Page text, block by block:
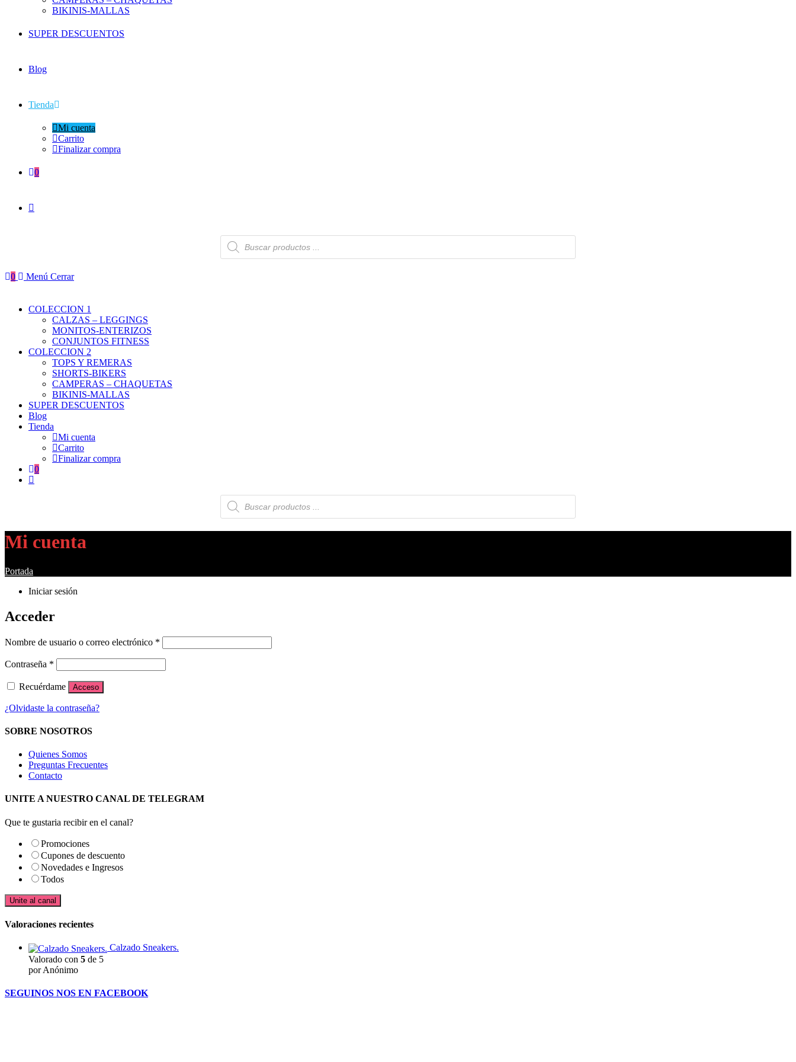
BIKINIS-MALLAS
SUPER DESCUENTOS
Blog
Tienda
Mi cuenta
Carrito
Finalizar compra
0
Búsqueda
de
productos
0
Menú Cerrar
COLECCION 1
CALZAS – LEGGINGS
MONITOS-ENTERIZOS
CONJUNTOS FITNESS
COLECCION 2
TOPS Y REMERAS
SHORTS-BIKERS
CAMPERAS – CHAQUETAS
BIKINIS-MALLAS
SUPER DESCUENTOS
Blog
Tienda
Mi cuenta
Carrito
Finalizar compra
0
Búsqueda
de
productos
Mi cuenta
Portada
Iniciar sesión
Acceder
Nombre de usuario o correo electrónico *
Contraseña *
Recuérdame Acceso
¿Olvidaste la contraseña?
SOBRE NOSOTROS
Quienes Somos
Preguntas Frecuentes
Contacto
UNITE A NUESTRO CANAL DE TELEGRAM
Que te gustaria recibir en el canal?
Promociones
Cupones de descuento
Novedades e Ingresos
Todos
Unite al canal
Valoraciones recientes
Calzado Sneakers.
Valorado con 5 de 5
por Anónimo
SEGUINOS NOS EN FACEBOOK